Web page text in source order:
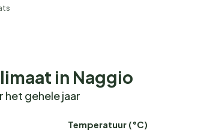
in Naggio
het gehele jaar
Temperatuur (°C)